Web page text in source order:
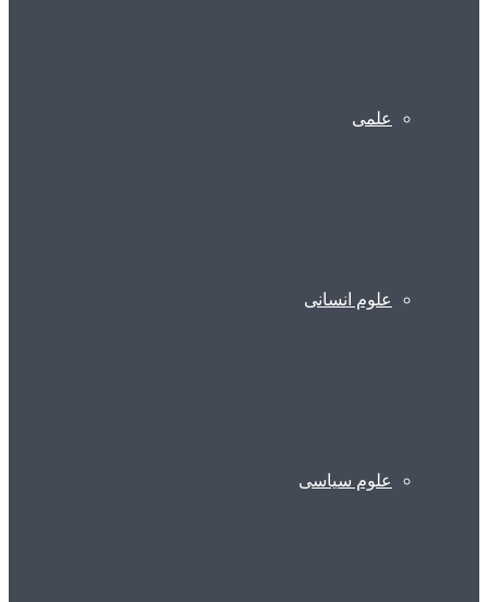
علمی
علوم انسانی
علوم سیاسی